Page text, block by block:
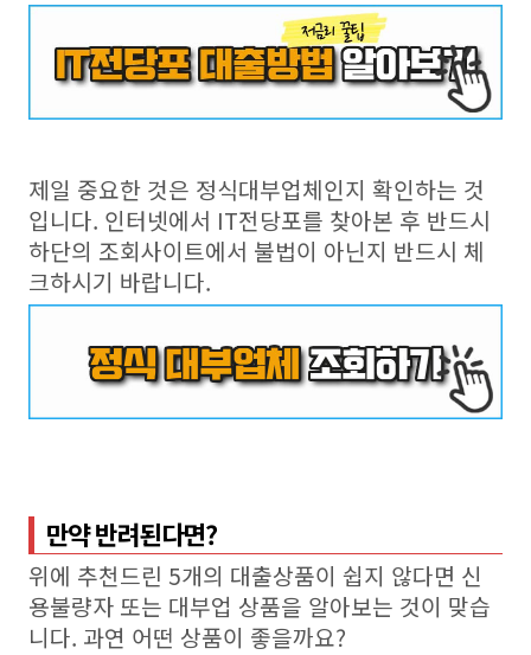
제일 중요한 것은 정식대부업체인지 확인하는 것
입니다. 인터넷에서 IT전당포를 찾아본 후 반드시
하단의 조회사이트에서 불법이 아닌지 반드시 체
크하시기 바랍니다.
만약 반려된다면?
위에 추천드린 5개의 대출상품이 쉽지 않다면 신
용불량자 또는 대부업 상품을 알아보는 것이 맞습
니다. 과연 어떤 상품이 좋을까요?